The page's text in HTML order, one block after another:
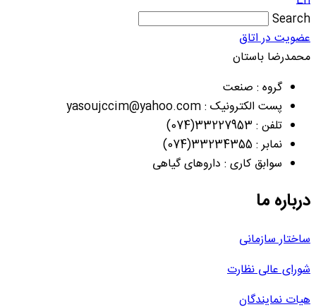
Search
عضویت در اتاق
محمدرضا باستان
گروه : صنعت
پست الکترونیک : yasoujccim@yahoo.com
تلفن : 33227953(074)
نمابر : 33234355(074)
سوابق کاری : داروهای گیاهی
درباره ما
ساختار سازمانی
شورای عالی نظارت
هیات نمایندگان